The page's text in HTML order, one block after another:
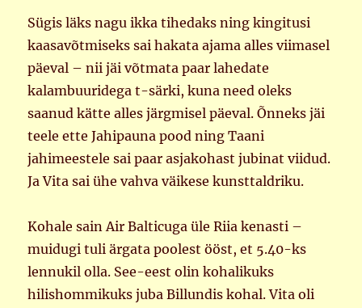
Sügis läks nagu ikka tihedaks ning kingitusi
kaasavõtmiseks sai hakata ajama alles viimasel
päeval – nii jäi võtmata paar lahedate
kalambuuridega t-särki, kuna need oleks
saanud kätte alles järgmisel päeval. Õnneks jäi
teele ette Jahipauna pood ning Taani
jahimeestele sai paar asjakohast jubinat viidud.
Ja Vita sai ühe vahva väikese kunsttaldriku.
Kohale sain Air Balticuga üle Riia kenasti –
muidugi tuli ärgata poolest ööst, et 5.40-ks
lennukil olla. See-eest olin kohalikuks
hilishommikuks juba Billundis kohal. Vita oli